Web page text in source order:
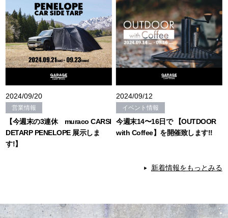
2024/09/20
営業情報
【今週末の3連休 muraco CARSI
DETARP PENELOPE 展示しま
す!】
2024/09/12
イベント情報
今週末14〜16日で 【OUTDOOR
with Coffee】を開催致します!!
新着情報をもっとみる